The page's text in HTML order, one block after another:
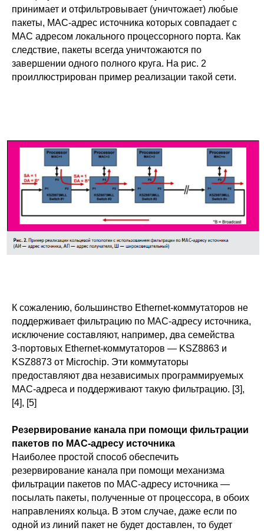
принимает и отфильтровывает (уничтожает) любые
пакеты, MAC-адрес источника которых совпадает с
MAC адресом локального процессорного порта. Как
следствие, пакеты всегда уничтожаются по
завершении одного полного круга. На рис. 2
проиллюстрирован пример реализации такой сети.
К сожалению, большинство Ethernet-коммутаторов не
поддерживает фильтрацию по MAC-адресу источника,
исключение составляют, например, два семейства
3‑портовых Ethernet-коммутаторов — KSZ8863 и
KSZ8873 от Microchip. Эти коммутаторы
предоставляют два независимых программируемых
MAC-адреса и поддерживают такую фильтрацию. [3],
[4], [5]
Резервирование канала при помощи фильтрации
пакетов по MAC-адресу источника
Наиболее простой способ обеспечить
резервирование канала при помощи механизма
фильтрации пакетов по MAC-адресу источника —
посылать пакеты, полученные от процессора, в обоих
направлениях кольца. В этом случае, даже если по
одной из линий пакет не будет доставлен, то будет